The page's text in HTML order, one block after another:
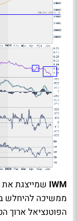
IWM
ממשיכה להיחלש
הפוטנציאל ארוך